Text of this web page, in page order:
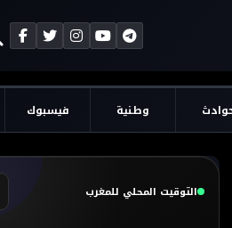
وطنية فيسبوك
التوقيت المحلي للمغرب